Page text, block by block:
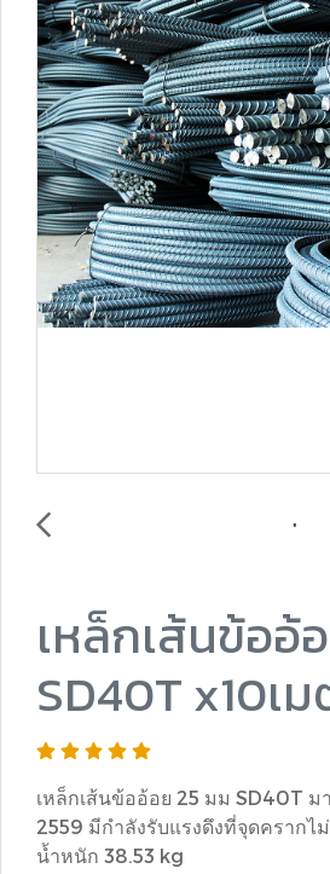
เหล็กเส้นข้ออ้
SD40T x10เ
เหล็กเส้นข้ออ้อย 25 มม SD40T
2559 มีกำลังรับแรงดึงที่จุดคราก
น้ำหนัก 38.53 kg